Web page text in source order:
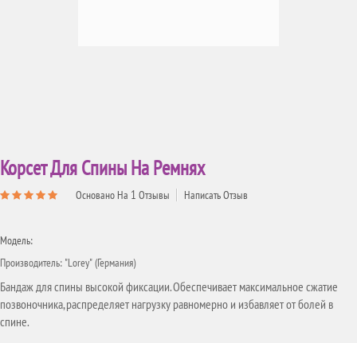
Корсет Для Спины На Ремнях
Основано На 1 Отзывы Написать Отзыв
Модель:
Производитель: "Lorey" (Германия)
Бандаж для спины высокой фиксации. Обеспечивает максимальное сжатие
позвоночника, распределяет нагрузку равномерно и избавляет от болей в
спине.